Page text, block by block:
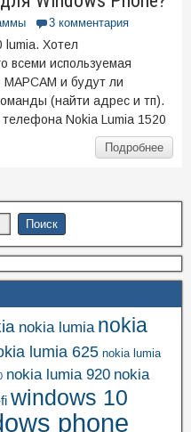
3 комментария
lumia. Хотел
всеми используемая
и будут ли
(найти адрес и тп).
Nokia Lumia 1520
Подробнее
nokia lumia nokia
lumia 625 nokia lumia
nokia lumia 920 nokia
windows 10
phone